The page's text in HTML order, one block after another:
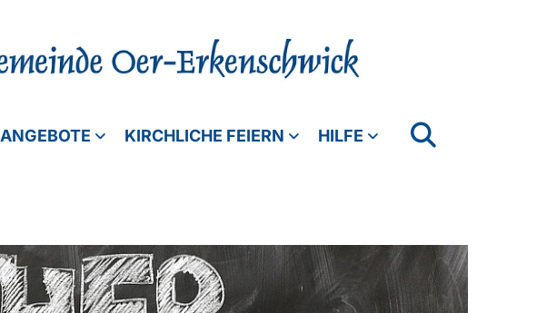
ANGEBOTE KIRCHLICHE FEIERN HILFE